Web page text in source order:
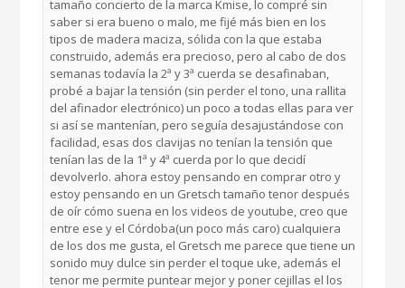
tamaño concierto de la marca Kmise, lo compré sin
saber si era bueno o malo, me fijé más bien en los
tipos de madera maciza, sólida con la que estaba
construido, además era precioso, pero al cabo de dos
semanas todavía la 2ª y 3ª cuerda se desafinaban,
probé a bajar la tensión (sin perder el tono, una rallita
del afinador electrónico) un poco a todas ellas para ver
si así se mantenían, pero seguía desajustándose con
facilidad, esas dos clavijas no tenían la tensión que
tenían las de la 1ª y 4ª cuerda por lo que decidí
devolverlo. ahora estoy pensando en comprar otro y
estoy pensando en un Gretsch tamaño tenor después
de oír cómo suena en los videos de youtube, creo que
entre ese y el Córdoba(un poco más caro) cualquiera
de los dos me gusta, el Gretsch me parece que tiene un
sonido muy dulce sin perder el toque uke, además el
tenor me permite puntear mejor y poner cejillas el los